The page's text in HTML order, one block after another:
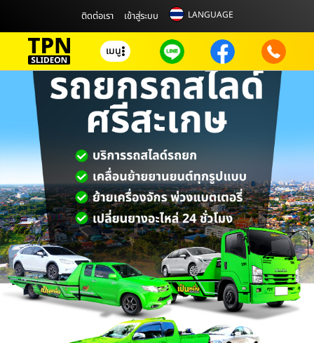
ติดต่อเรา เข้าสู่ระบบ LANGUAGE
เมนู